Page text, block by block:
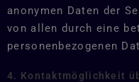
anonymen Daten der
von allen durch eine
personenbezogenen
4. Kontaktmöglichkeit